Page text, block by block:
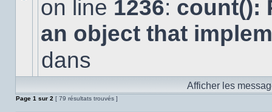
Aucun
nouveau
message
non-
dans
on line 1236: count():
an object that
dans
Afficher les
Page 1 sur 2 [ 79 résultats trouvés ]